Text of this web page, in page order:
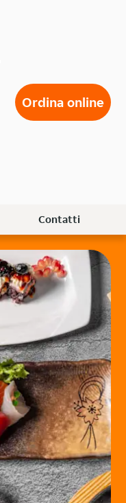
Ordina online
Contatti